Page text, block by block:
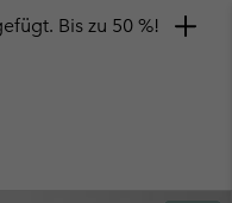
Bis zu 50 %!